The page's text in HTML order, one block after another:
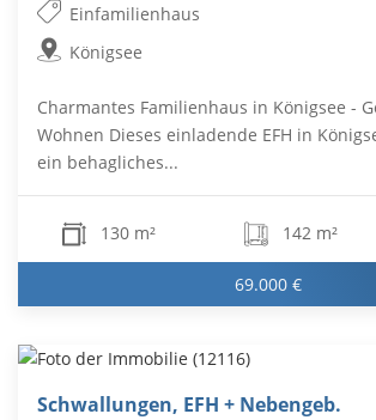
Einfamilienhaus
Königsee
Charmantes Familienhaus in Königsee -
Wohnen Dieses einladende EFH in
ein behagliches...
130 m² 142 m²
69.000 €
Schwallungen, EFH + Nebengeb.